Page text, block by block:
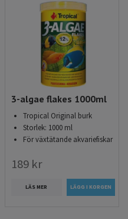
3-algae flakes 1000ml
Tropical Original burk
Storlek: 1000 ml
För växtätande akvariefiskar
189 kr
LÄS MER